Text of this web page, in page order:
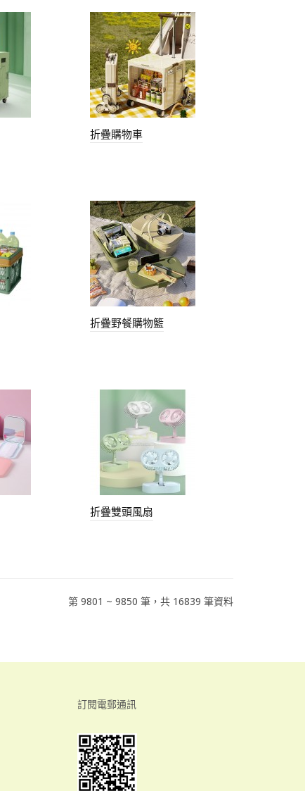
折疊購物車
折疊野餐購物籃
折疊雙頭風扇
第 9801 ~ 9850 筆，共 16839 筆資料
訂閱電郵通訊